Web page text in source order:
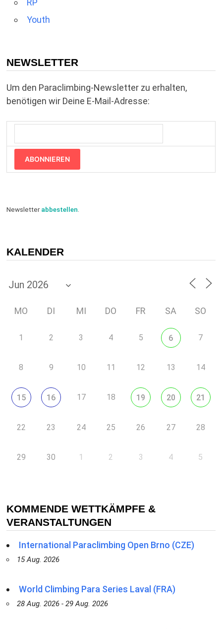
RP
Youth
NEWSLETTER
Um den Paraclimbing-Newsletter zu erhalten,
benötigen wir Deine E-Mail-Adresse:
ABONNIEREN
Newsletterabbestellen.
KALENDER
MO DI MI DO FR SA SO
1 2 3 4 5 6 7
8 9 10 11 12 13 14
15 16 17 18 19 20 21
22 23 24 25 26 27 28
29 30 1 2 3 4 5
KOMMENDE WETTKÄMPFE &
VERANSTALTUNGEN
International Paraclimbing Open Brno (CZE)
15 Aug. 2026
World Climbing Para Series Laval (FRA)
28 Aug. 2026 - 29 Aug. 2026